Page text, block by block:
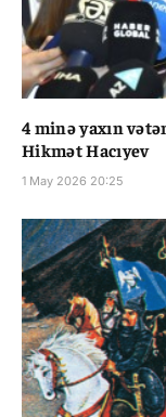
4 minə yaxın
Hikmət Hacıyev
1 May 2026 20:25